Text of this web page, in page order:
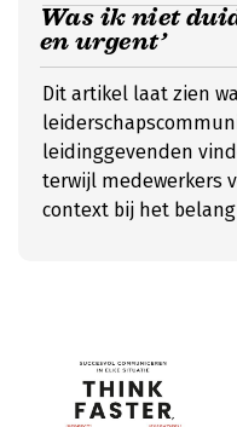
Was ik niet
en urgent’
Dit artikel laat zien
leidinggevenden
terwijl medewerkers
context bij het